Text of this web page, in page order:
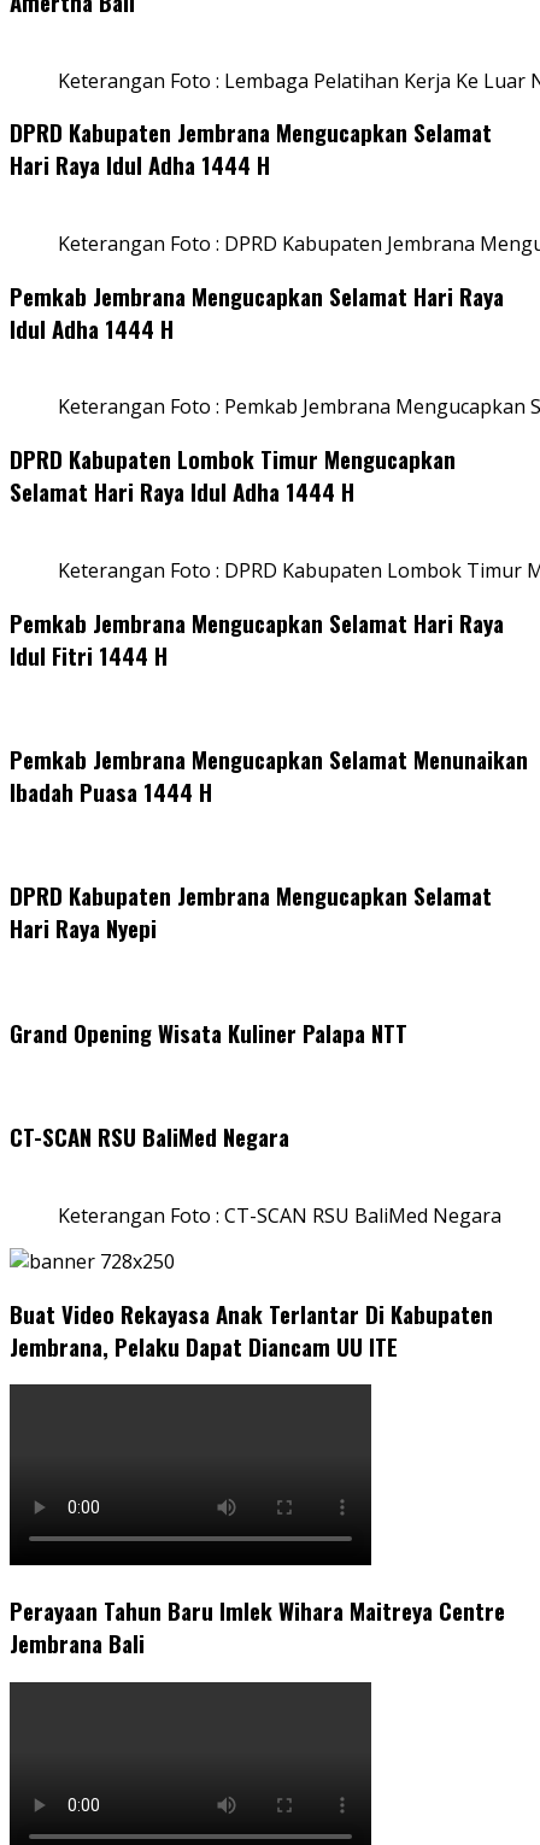
Keterangan Foto : Lembaga Pelatihan Kerja Ke Luar
DPRD Kabupaten Jembrana Mengucapkan Selamat
Hari Raya Idul Adha 1444 H
Keterangan Foto : DPRD Kabupaten Jembrana
Pemkab Jembrana Mengucapkan Selamat Hari Raya
Idul Adha 1444 H
Keterangan Foto : Pemkab Jembrana Mengucapkan
DPRD Kabupaten Lombok Timur Mengucapkan
Selamat Hari Raya Idul Adha 1444 H
Keterangan Foto : DPRD Kabupaten Lombok Timur
Pemkab Jembrana Mengucapkan Selamat Hari Raya
Idul Fitri 1444 H
Pemkab Jembrana Mengucapkan Selamat Menunaikan
Ibadah Puasa 1444 H
DPRD Kabupaten Jembrana Mengucapkan Selamat
Hari Raya Nyepi
Grand Opening Wisata Kuliner Palapa NTT
CT-SCAN RSU BaliMed Negara
Keterangan Foto : CT-SCAN RSU BaliMed Negara
Buat Video Rekayasa Anak Terlantar Di Kabupaten
Jembrana, Pelaku Dapat Diancam UU ITE
Perayaan Tahun Baru Imlek Wihara Maitreya Centre
Jembrana Bali